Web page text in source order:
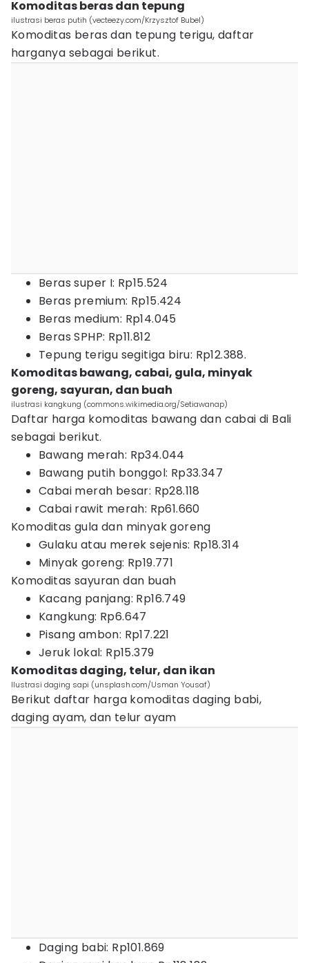
Komoditas beras dan tepung
ilustrasi beras putih (vecteezy.com/Krzysztof Bubel)
Komoditas beras dan tepung terigu, daftar
harganya sebagai berikut.
Beras super I: Rp15.524
Beras premium: Rp15.424
Beras medium: Rp14.045
Beras SPHP: Rp11.812
Tepung terigu segitiga biru: Rp12.388.
Komoditas bawang, cabai, gula, minyak
goreng, sayuran, dan buah
ilustrasi kangkung (commons.wikimedia.org/Setiawanap)
Daftar harga komoditas bawang dan cabai di Bali
sebagai berikut.
Bawang merah: Rp34.044
Bawang putih bonggol: Rp33.347
Cabai merah besar: Rp28.118
Cabai rawit merah: Rp61.660
Komoditas gula dan minyak goreng
Gulaku atau merek sejenis: Rp18.314
Minyak goreng: Rp19.771
Komoditas sayuran dan buah
Kacang panjang: Rp16.749
Kangkung: Rp6.647
Pisang ambon: Rp17.221
Jeruk lokal: Rp15.379
Komoditas daging, telur, dan ikan
Ilustrasi daging sapi (unsplash.com/Usman Yousaf)
Berikut daftar harga komoditas daging babi,
daging ayam, dan telur ayam
Daging babi: Rp101.869